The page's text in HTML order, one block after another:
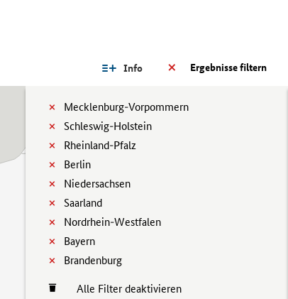
Ergebnisse filtern
Info
Mecklenburg-Vorpommern
Schleswig-Holstein
Rheinland-Pfalz
Berlin
Niedersachsen
Saarland
Nordrhein-Westfalen
Bayern
Brandenburg
Alle Filter deaktivieren